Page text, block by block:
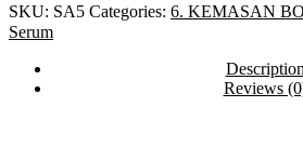
SKU: SA5 Categories: 6. KEMASAN
Serum
Description
Reviews